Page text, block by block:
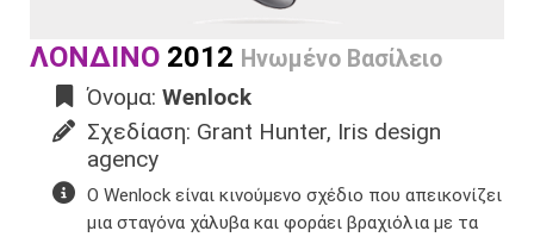
ΛΟΝΔΙΝΟ 2012 Ηνωμένο Βασίλειο
Όνομα: Wenlock
Σχεδίαση: Grant Hunter, Iris design
agency
Ο Wenlock είναι κινούμενο σχέδιο που απεικονίζει
μια σταγόνα χάλυβα και φοράει βραχιόλια με τα